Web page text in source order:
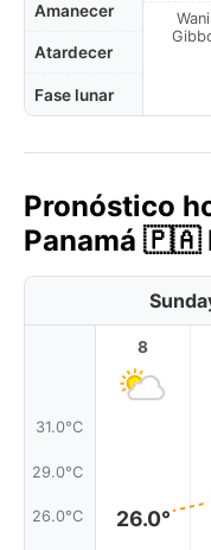
Amanecer
Atardecer
Fase lunar
Pronóstico
Panamá 🇵🇦
31.0°C
29.0°C
26.0°C
8
26.0°